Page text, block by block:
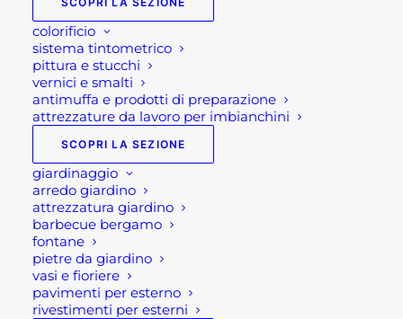
colorificio
sistema tintometrico
pittura e stucchi
vernici e smalti
antimuffa e prodotti di preparazione
attrezzature da lavoro per imbianchini
SCOPRI LA SEZIONE
giardinaggio
arredo giardino
attrezzatura giardino
barbecue bergamo
fontane
pietre da giardino
vasi e fioriere
pavimenti per esterno
rivestimenti per esterni
Porte per interni
Rota Commercialesi propone alla propria
clientela anche come rivenditore di
interno, porte scorrevoli o a scrigno, porte interne
a battente e maniglie per porte a Bergamo.